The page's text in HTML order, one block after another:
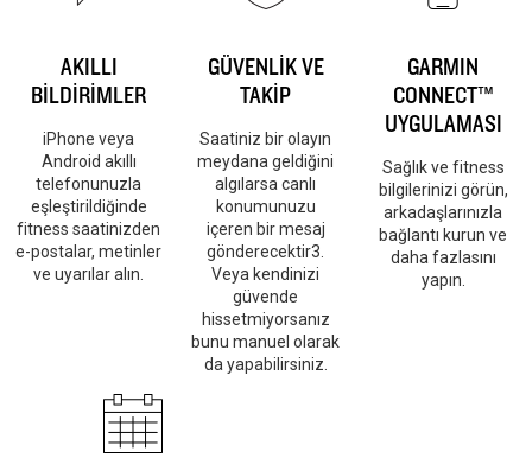
AKILLI
BİLDİRİMLER
iPhone veya
Android akıllı
telefonunuzla
eşleştirildiğinde
fitness saatinizden
e-postalar, metinler
ve uyarılar alın.
GÜVENLİK VE
TAKİP
Saatiniz bir olayın
meydana geldiğini
algılarsa canlı
konumunuzu
içeren bir mesaj
gönderecektir3.
Veya kendinizi
güvende
hissetmiyorsanız
bunu manuel olarak
da yapabilirsiniz.
GARMIN
CONNECT™
UYGULAMASI
Sağlık ve fitness
bilgilerinizi görün,
arkadaşlarınızla
bağlantı kurun ve
daha fazlasını
yapın.